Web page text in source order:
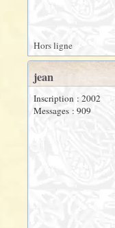
Hors ligne
jean
Inscription : 2002
Messages : 909